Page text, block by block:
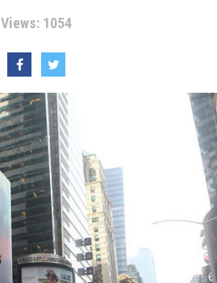
Views: 1054